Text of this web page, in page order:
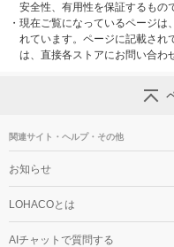
安全性、有用性を保証するもの
・ 現在ご覧になっているページは
れています。ページに記載され
は、直接各ストアにお問い合わ
関連サイト・ヘルプ・その他
お知らせ
LOHACOとは
AIチャットで質問する